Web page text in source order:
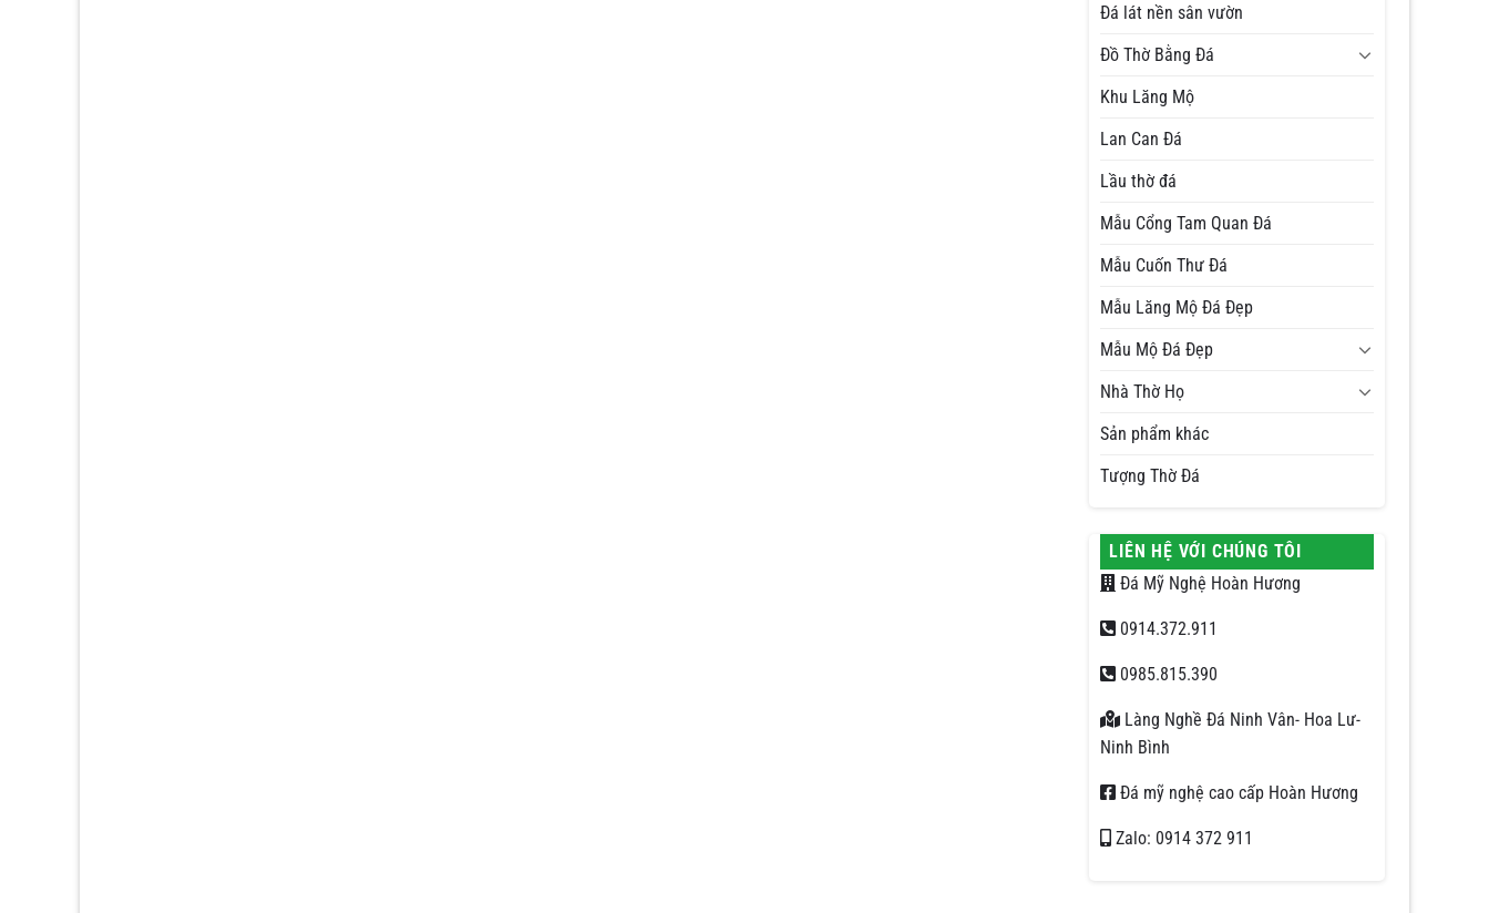
Đá lát nền sân vườn
Đồ Thờ Bằng Đá
Khu Lăng Mộ
Lan Can Đá
Lầu thờ đá
Mẫu Cổng Tam Quan Đá
Mẫu Cuốn Thư Đá
Mẫu Lăng Mộ Đá Đẹp
Mẫu Mộ Đá Đẹp
Nhà Thờ Họ
Sản phẩm khác
Tượng Thờ Đá
LIÊN HỆ VỚI CHÚNG TÔI
Đá Mỹ Nghệ Hoàn Hương
0914.372.911
0985.815.390
Làng Nghề Đá Ninh Vân- Hoa Lư-
Ninh Bình
Đá mỹ nghệ cao cấp Hoàn Hương
Zalo: 0914 372 911